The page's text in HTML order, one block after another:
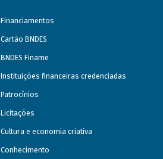
Financiamentos
Cartão BNDES
BNDES Finame
Instituições financeiras credenciadas
Patrocínios
Licitações
Cultura e economia criativa
Conhecimento